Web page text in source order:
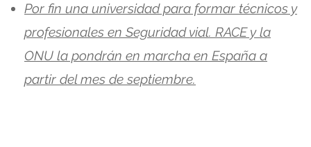
Por fin una universidad para formar técnicos y
profesionales en Seguridad vial. RACE y la
ONU la pondrán en marcha en España a
partir del mes de septiembre.